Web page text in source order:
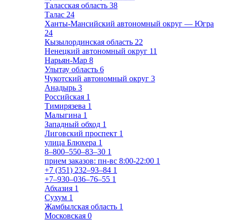
Таласская область 38
Талас 24
Ханты-Мансийский автономный округ — Югра
24
Кызылординская область 22
Ненецкий автономный округ 11
Нарьян-Мар 8
Улытау область 6
Чукотский автономный округ 3
Анадырь 3
Российская 1
Тимирязева 1
Малыгина 1
Западный обход 1
Лиговский проспект 1
улица Блюхера 1
8‒800‒550‒83‒30 1
прием заказов: пн-вс 8:00-22:00 1
+7 (351) 232‒93‒84 1
+7‒930‒036‒76‒55 1
Абхазия 1
Сухум 1
Жамбылская область 1
Московская 0